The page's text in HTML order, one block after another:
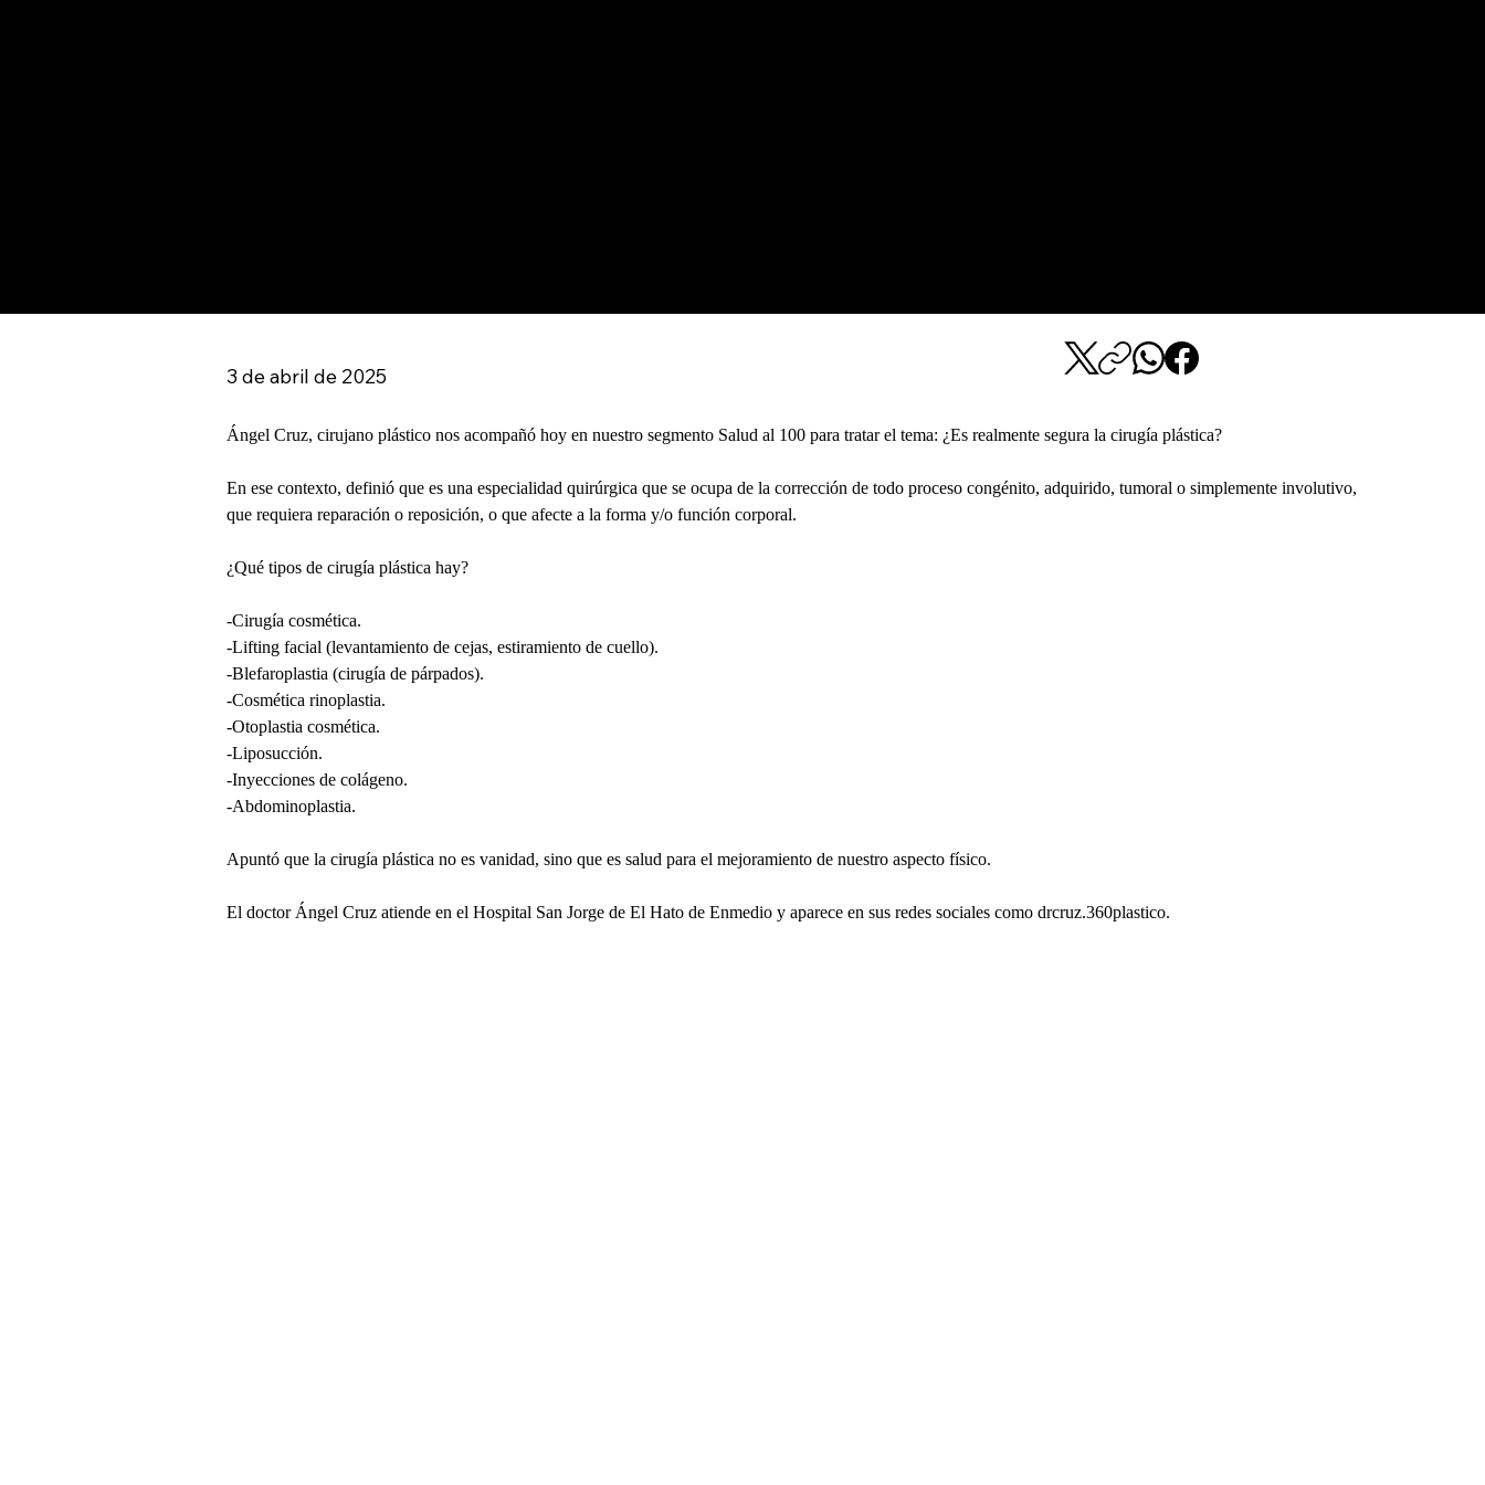
3 de abril de 2025
Ángel Cruz, cirujano plástico nos acompañó hoy en nuestro segmento Salud al 100 para tratar el tema: ¿Es realmente segura la cirugía plástica?
En ese contexto, definió que es una especialidad quirúrgica que se ocupa de la corrección de todo proceso congénito, adquirido, tumoral o simplemente involutivo,
que requiera reparación o reposición, o que afecte a la forma y/o función corporal.
¿Qué tipos de cirugía plástica hay?
-Cirugía cosmética.
-Lifting facial (levantamiento de cejas, estiramiento de cuello).
-Blefaroplastia (cirugía de párpados).
-Cosmética rinoplastia.
-Otoplastia cosmética.
-Liposucción.
-Inyecciones de colágeno.
-Abdominoplastia.
Apuntó que la cirugía plástica no es vanidad, sino que es salud para el mejoramiento de nuestro aspecto físico.
El doctor Ángel Cruz atiende en el Hospital San Jorge de El Hato de Enmedio y aparece en sus redes sociales como drcruz.360plastico.